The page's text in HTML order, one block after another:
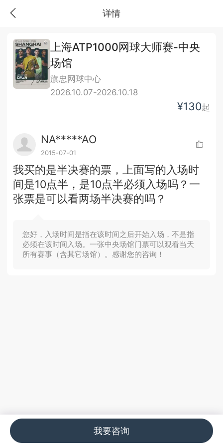
详情
上海ATP1000网球大师赛-中央
场馆
旗忠网球中心
2026.10.07-2026.10.18
¥130起
NA*****AO
2015-07-01
我买的是半决赛的票，上面写的入场时
间是10点半，是10点半必须入场吗？一
张票是可以看两场半决赛的吗？
您好，入场时间是指在该时间之后开始入场，不是指
必须在该时间入场。一张中央场馆门票可以观看当天
所有赛事（含其它场馆）。感谢您的咨询！
我要咨询